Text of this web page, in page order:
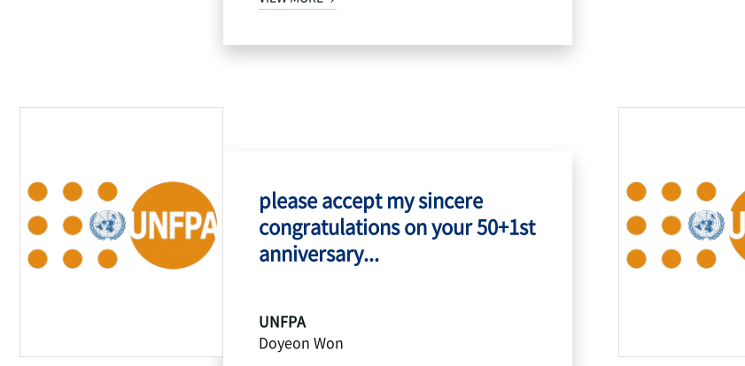
please accept my sincere
congratulations on your 50+1st
anniversary...
UNFPA
Doyeon Won